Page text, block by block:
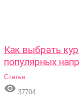
Как выбрать
популярных
Статья
 37704